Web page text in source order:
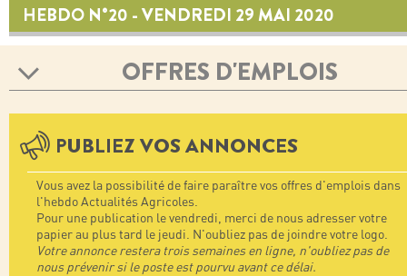
HEBDO N°20 - VENDREDI 29 MAI 2020
OFFRES D'EMPLOIS
PUBLIEZ VOS ANNONCES
Vous avez la possibilité de faire paraître vos offres d'emplois dans
l'hebdo Actualités Agricoles.
Pour une publication le vendredi, merci de nous adresser votre
papier au plus tard le jeudi. N'oubliez pas de joindre votre logo.
Votre annonce restera trois semaines en ligne, n'oubliez pas de
nous prévenir si le poste est pourvu avant ce délai.